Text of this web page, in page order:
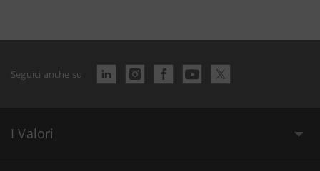
Seguici anche su
I Valori